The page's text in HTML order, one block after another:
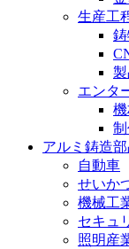
生産工
エンタ
アルミ鋳造
自動車
せいか
機械工
セキュ
照明産